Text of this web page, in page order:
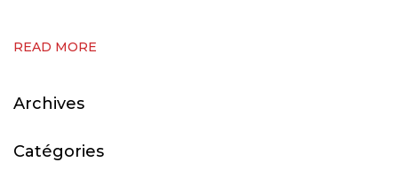
READ MORE
Archives
Catégories